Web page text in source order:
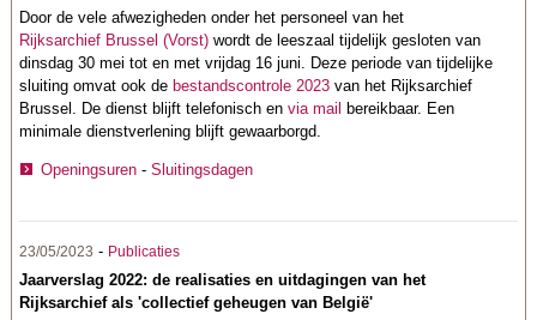
Door de vele afwezigheden onder het personeel van het
Rijksarchief Brussel (Vorst) wordt de leeszaal tijdelijk gesloten van
dinsdag 30 mei tot en met vrijdag 16 juni. Deze periode van tijdelijke
sluiting omvat ook de bestandscontrole 2023 van het Rijksarchief
Brussel. De dienst blijft telefonisch envia mail
bereikbaar. Een
minimale dienstverlening blijft gewaarborgd.
Openingsuren -Sluitingsdagen
23/05/2023 - Publicaties
Jaarverslag 2022: de realisaties en uitdagingen van het
Rijksarchief als 'collectief geheugen van België'